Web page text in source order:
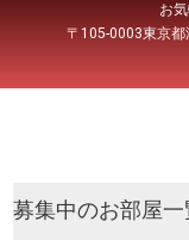
お
〒105-0003東京
募集中のお部屋一